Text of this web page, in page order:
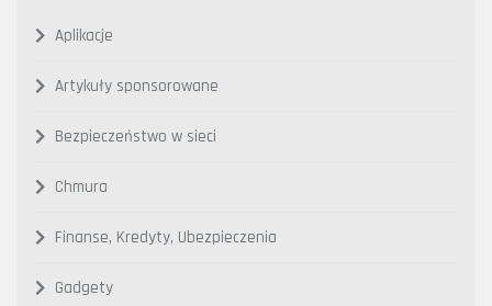
Aplikacje
Artykuły sponsorowane
Bezpieczeństwo w sieci
Chmura
Finanse, Kredyty, Ubezpieczenia
Gadgety